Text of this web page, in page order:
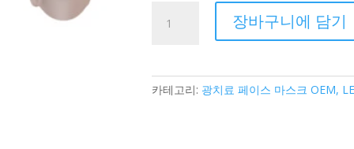
COLORDIAMONDS
360
THERAPY
MASK
장바구니에 담기
카테고리: 광치료 페이스 마스크 OEM,